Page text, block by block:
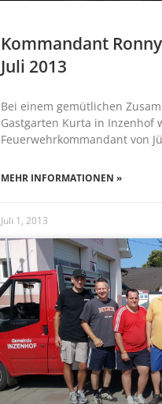
Kommandant
Juli 2013
Bei einem gemütlichen
Gastgarten Kurta in Inzenhof
Feuerwehrkommandant von
MEHR INFORMATIONEN »
Juli 1, 2013